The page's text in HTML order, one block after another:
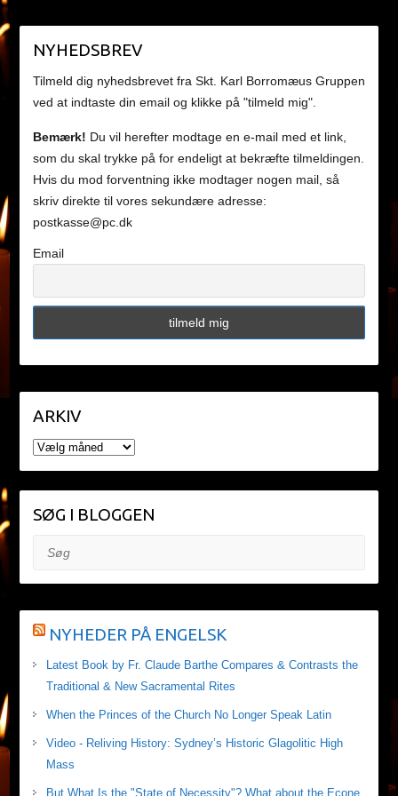
NYHEDSBREV
Tilmeld dig nyhedsbrevet fra Skt. Karl Borromæus Gruppen
ved at indtaste din email og klikke på "tilmeld mig".
Bemærk! Du vil herefter modtage en e-mail med et link,
som du skal trykke på for endeligt at bekræfte tilmeldingen.
Hvis du mod forventning ikke modtager nogen mail, så
skriv direkte til vores sekundære adresse:
postkasse@pc.dk
Email
ARKIV
ARKIV
SØG I BLOGGEN
Søg
NYHEDER PÅ ENGELSK
Latest Book by Fr. Claude Barthe Compares & Contrasts the
Traditional & New Sacramental Rites
When the Princes of the Church No Longer Speak Latin
Video - Reliving History: Sydney’s Historic Glagolitic High
Mass
But What Is the "State of Necessity"? What about the Econe